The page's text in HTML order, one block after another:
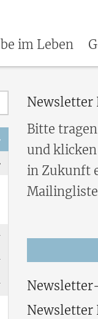
im Leben
Newsletter
Bitte
und
in Zukunft
Newsletter